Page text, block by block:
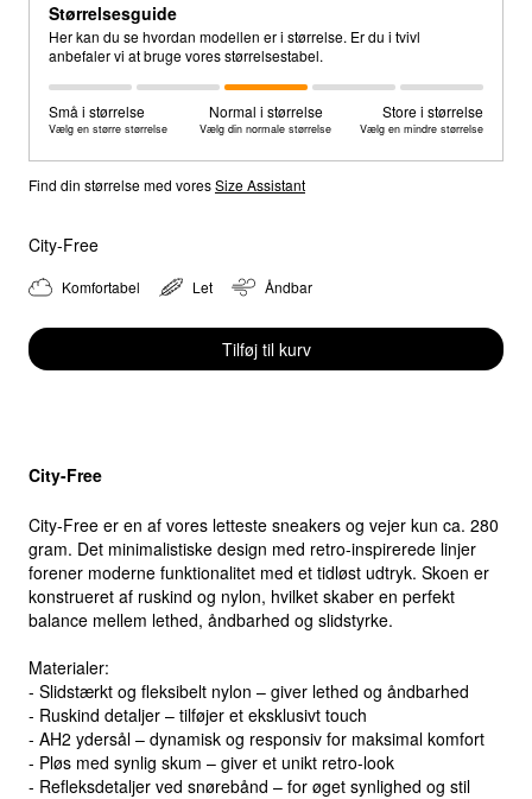
Størrelsesguide
Her kan du se hvordan modellen er i størrelse. Er du i tvivl
anbefaler vi at bruge vores størrelsestabel.
Små i størrelse
Vælg en større størrelse
Normal i størrelse
Vælg din normale størrelse
Store i størrelse
Vælg en mindre størrelse
Find din størrelse med voresSize Assistant
City-Free
Komfortabel Let Åndbar
Tilføj til kurv
City-Free
City-Free er en af vores letteste sneakers og vejer kun ca. 280
gram. Det minimalistiske design med retro-inspirerede linjer
forener moderne funktionalitet med et tidløst udtryk. Skoen er
konstrueret af ruskind og nylon, hvilket skaber en perfekt
balance mellem lethed, åndbarhed og slidstyrke.
Materialer:
- Slidstærkt og fleksibelt nylon – giver lethed og åndbarhed
- Ruskind detaljer – tilføjer et eksklusivt touch
- AH2 ydersål – dynamisk og responsiv for maksimal komfort
- Pløs med synlig skum – giver et unikt retro-look
- Refleksdetaljer ved snørebånd – for øget synlighed og stil
Select location